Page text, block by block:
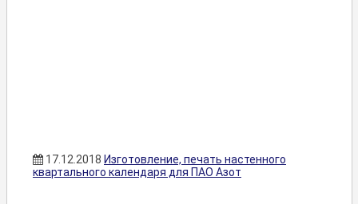
17.12.2018 Изготовление, печать настенного
квартального календаря для ПАО Азот